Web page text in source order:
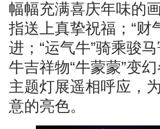
幅幅充满喜庆年味的
指送上真挚祝福；“财
进；“运气牛”骑乘骏
牛吉祥物“牛蒙蒙”变
主题灯展遥相呼应，
意的亮色。